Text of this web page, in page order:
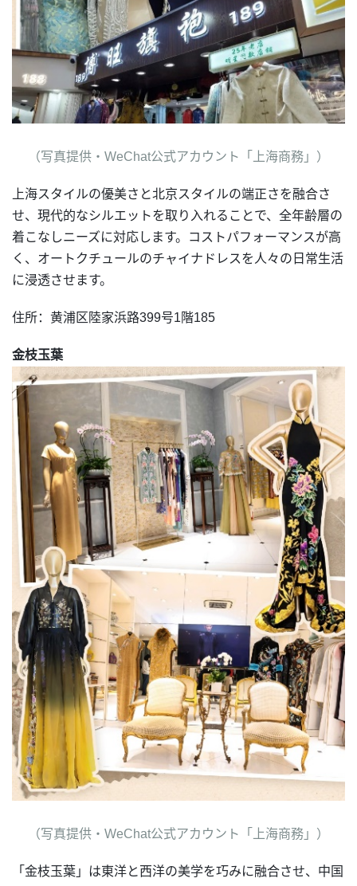
（写真提供・WeChat公式アカウント「上海商務」）
上海スタイルの優美さと北京スタイルの端正さを融合さ
せ、現代的なシルエットを取り入れることで、全年齢層の
着こなしニーズに対応します。コストパフォーマンスが高
く、オートクチュールのチャイナドレスを人々の日常生活
に浸透させます。
住所：黄浦区陸家浜路399号1階185
金枝玉葉
（写真提供・WeChat公式アカウント「上海商務」）
「金枝玉葉」は東洋と西洋の美学を巧みに融合させ、中国